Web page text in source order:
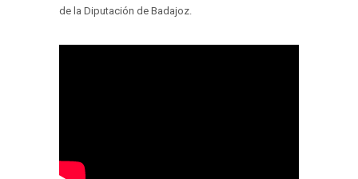
de la Diputación de Badajoz.